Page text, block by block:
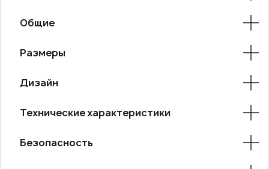
Общие
Размеры
Дизайн
Технические характеристики
Безопасность